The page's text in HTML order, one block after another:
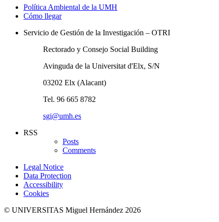
Política Ambiental de la UMH
Cómo llegar
Servicio de Gestión de la Investigación – OTRI
Rectorado y Consejo Social Building
Avinguda de la Universitat d'Elx, S/N
03202 Elx (Alacant)
Tel. 96 665 8782
sgi@umh.es
RSS
Posts
Comments
Legal Notice
Data Protection
Accessibility
Cookies
© UNIVERSITAS Miguel Hernández 2026